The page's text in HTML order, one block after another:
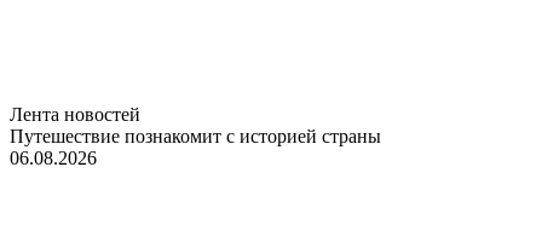
Лента новостей
Путешествие познакомит с историей страны
06.08.2026